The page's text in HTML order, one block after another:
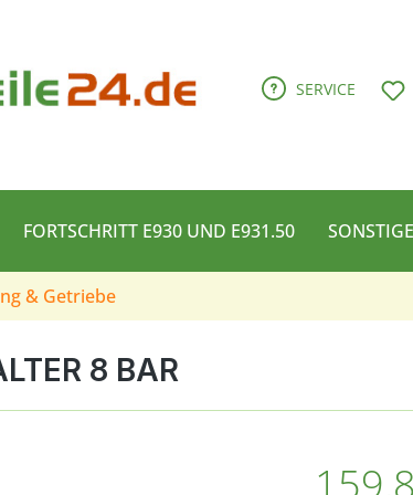
SERVICE
FORTSCHRITT E930 UND E931.50
& Getriebe
8 BAR
Verkaufspreis: